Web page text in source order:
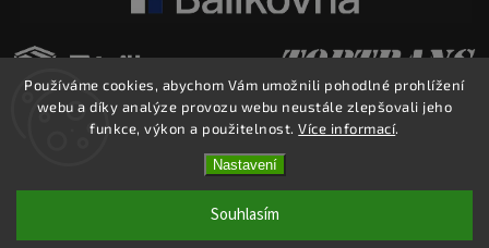
Používáme cookies, abychom Vám umožnili pohodlné prohlížení
webu a díky analýze provozu webu neustále zlepšovali jeho
funkce, výkon a použitelnost.Více informací.
Nastavení
Souhlasím
E-SHOP MILATA. Všechna práva vyhrazena.
Upravit nastavení cookies